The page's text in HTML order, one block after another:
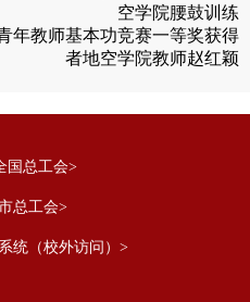
空学院腰鼓训练
年教师基本功竞赛一等奖获得
者地空学院教师赵红颖
国总工会>
总工会>
统（校外访问）>